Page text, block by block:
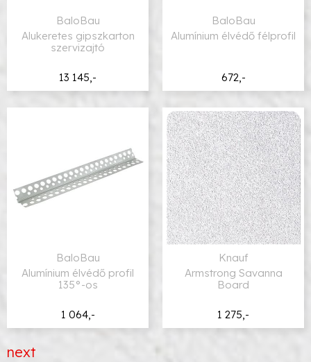
13 145,-
BaloBau
Alukeretes gipszkarton
szervizajtó
672,-
BaloBau
Alumínium élvédő félprofil
1 064,-
BaloBau
Alumínium élvédő profil
135°-os
1 275,-
Knauf
Armstrong Savanna
Board
next